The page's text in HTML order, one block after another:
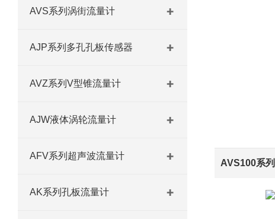
AVS系列涡街流量计
AJP系列多孔孔板传感器
AVZ系列V型锥流量计
AJW液体涡轮流量计
AFV系列超声波流量计
AK系列孔板流量计